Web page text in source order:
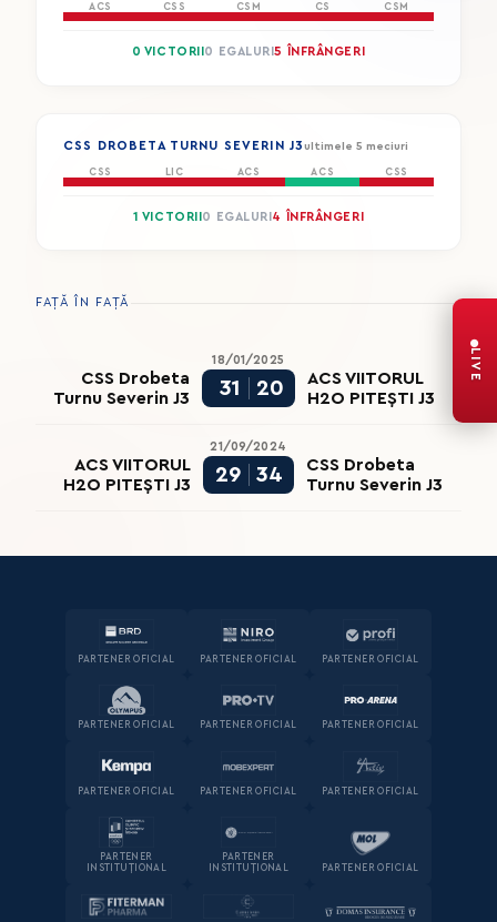
ACS CSS CSM CS CSM
0 VICTORII 0 EGALURI5 ÎNFRÂNGERI
CSS DROBETA TURNU SEVERIN J3ultimele 5 meciuri
CSS LIC ACS ACS CSS
1 VICTORII 0 EGALURI 4 ÎNFRÂNGERI
FAȚĂ ÎN FAȚĂ
18/01/2025
CSS Drobeta
Turnu Severin J3
31 20
ACS VIITORUL
H2O PITEȘTI J3
21/09/2024
ACS VIITORUL
H2O PITEȘTI J3
29 34
CSS Drobeta
Turnu Severin J3
PARTENER OFICIAL PARTENER OFICIAL PARTENER OFICIAL
PARTENER OFICIAL PARTENER OFICIAL PARTENER OFICIAL
PARTENER OFICIAL PARTENER OFICIAL PARTENER OFICIAL
PARTENER
INSTITUȚIONAL
PARTENER
INSTITUȚIONAL
PARTENER OFICIAL
LIVE